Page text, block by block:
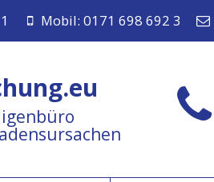
Mobil: 0171 698 692 3